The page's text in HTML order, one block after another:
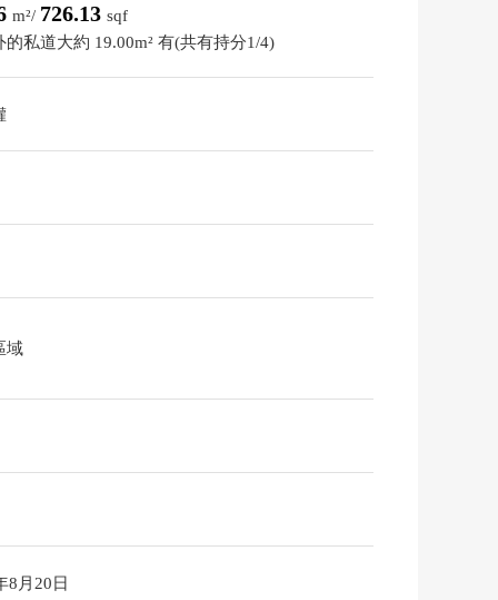
m²/ 726.13 sqf
私道大約 19.00m² 有(共有持分1/4)
域
8月20日